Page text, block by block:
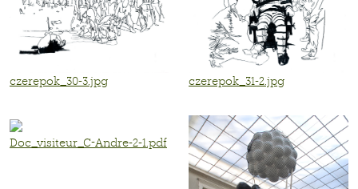
czerepok_30-3.jpg czerepok_31-2.jpg
Doc_visiteur_C-Andre-2-1.pdf